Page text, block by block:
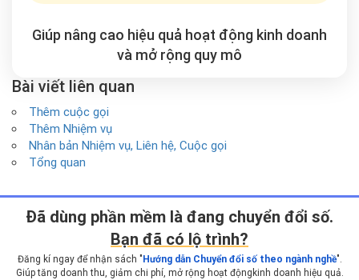
Giúp nâng cao hiệu quả hoạt động kinh doanh
và mở rộng quy mô
Bài viết liên quan
Thêm cuộc gọi
Thêm Nhiệm vụ
Nhân bản Nhiệm vụ, Liên hệ, Cuộc gọi
Tổng quan
Ðã dùng phần mềm là đang chuyển đổi số.
Bạn đã có lộ trình?
Đăng kí ngay để nhận sách " Hướng dẫn Chuyển đổi số theo ngành nghề".
Giúp tăng doanh thu, giảm chi phí, mở rộng hoạt động kinh doanh hiệu quả.